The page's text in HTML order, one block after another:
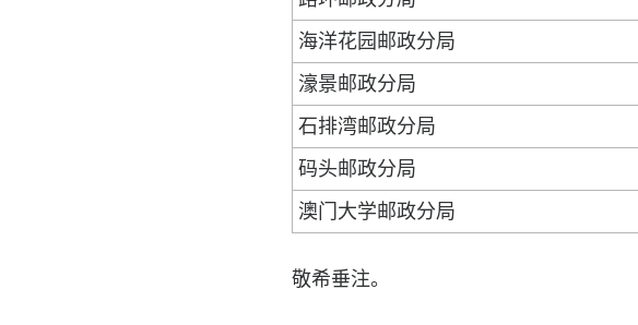
海洋花园邮政分局
濠景邮政分局
石排湾邮政分局
码头邮政分局
澳门大学邮政分局
敬希垂注。